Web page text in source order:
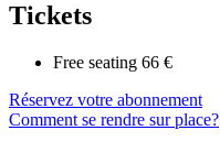
Tickets
Free seating 66 €
Réservez votre abonnement
Comment se rendre sur place?